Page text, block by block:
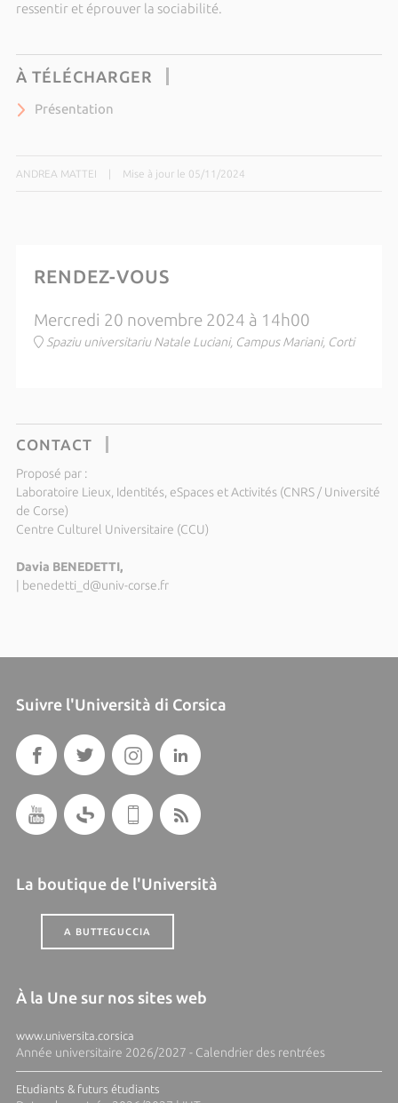
ressentir et éprouver la sociabilité.
À TÉLÉCHARGER
Présentation
ANDREA MATTEI Mise à jour le 05/11/2024
RENDEZ-VOUS
Mercredi 20 novembre 2024 à 14h00
Spaziu universitariu Natale Luciani, Campus Mariani, Corti
CONTACT
Proposé par :
Laboratoire Lieux, Identités, eSpaces et Activités (CNRS / Université
de Corse)
Centre Culturel Universitaire (CCU)
Davia BENEDETTI,
| benedetti_d@univ-corse.fr
Suivre l'Università di Corsica
La boutique de l'Università
A BUTTEGUCCIA
À la Une sur nos sites web
www.universita.corsica
Année universitaire 2026/2027 - Calendrier des rentrées
Etudiants & futurs étudiants